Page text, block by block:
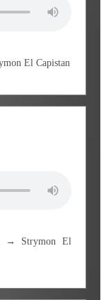
El Capistan
→ Strymon El